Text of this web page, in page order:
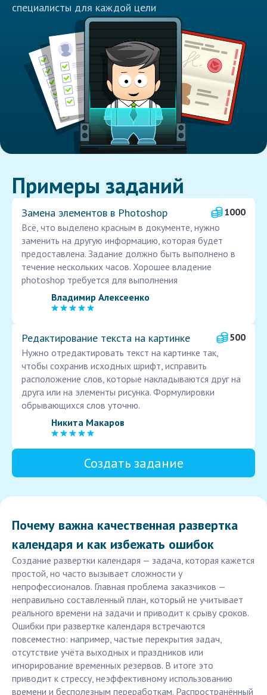
специалисты для каждой цели
Примеры заданий
Замена элементов в Photoshop
1000
Всё, что выделено красным в документе, нужно
заменить на другую информацию, которая будет
предоставлена. Задание должно быть выполнено в
течение нескольких часов. Хорошее владение
photoshop требуется для выполнения
Владимир Алексеенко
Редактирование текста на картинке
500
Нужно отредактировать текст на картинке так,
чтобы сохранив исходных шрифт, исправить
расположение слов, которые накладываются друг на
друга или на элементы рисунка. Формулировки
обрывающихся слов уточню.
Никита Макаров
Создать задание
Почему важна качественная развертка
календаря и как избежать ошибок
Создание развертки календаря — задача, которая кажется
простой, но часто вызывает сложности у
непрофессионалов. Главная проблема заказчиков —
неправильно составленный план, который не учитывает
реального времени на задачи и приводит к срыву сроков.
Ошибки при развертке календаря встречаются
повсеместно: например, частые перекрытия задач,
отсутствие учёта выходных и праздников или
игнорирование временных резервов. В итоге это
приводит к стрессу, неэффективному использованию
времени и бесполезным переработкам. Распространённый